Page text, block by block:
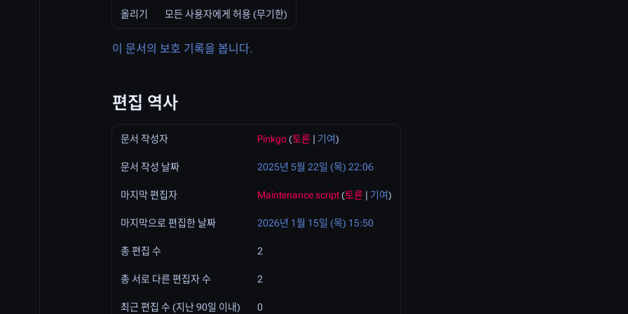
올리기 모든 사용자에게 허용 (무기한)
이 문서의 보호 기록을 봅니다.
편집 역사
문서 작성자 Pinkgo(토론 | 기여)
문서 작성 날짜 2025년 5월 22일 (목) 22:06
마지막 편집자 Maintenance script(토론 | 기여)
마지막으로 편집한 날짜 2026년 1월 15일 (목) 15:50
총 편집 수 2
총 서로 다른 편집자 수 2
최근 편집 수 (지난 90일 이내) 0